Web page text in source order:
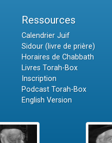
Ressources
Calendrier Juif
Sidour (livre de prière)
Horaires de Chabbath
Livres Torah-Box
Inscription
Podcast Torah-Box
English Version